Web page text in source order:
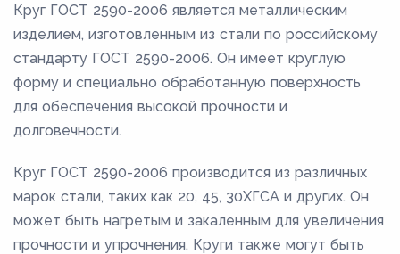
Круг ГОСТ 2590-2006 является металлическим
изделием, изготовленным из стали по российскому
стандарту ГОСТ 2590-2006. Он имеет круглую
форму и специально обработанную поверхность
для обеспечения высокой прочности и
долговечности.
Круг ГОСТ 2590-2006 производится из различных
марок стали, таких как 20, 45, 30ХГСА и других. Он
может быть нагретым и закаленным для увеличения
прочности и упрочнения. Круги также могут быть